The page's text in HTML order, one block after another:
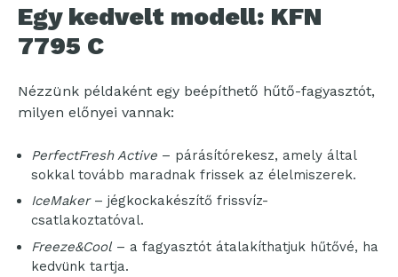
Egy kedvelt modell: KFN
7795 C
Nézzünk példaként egy beépíthető hűtő-fagyasztót,
milyen előnyei vannak:
PerfectFresh Active – párásítórekesz, amely által
sokkal tovább maradnak frissek az élelmiszerek.
IceMaker– jégkockakészítő frissvíz-
csatlakoztatóval.
Freeze&Cool– a fagyasztót átalakíthatjuk hűtővé, ha
kedvünk tartja.